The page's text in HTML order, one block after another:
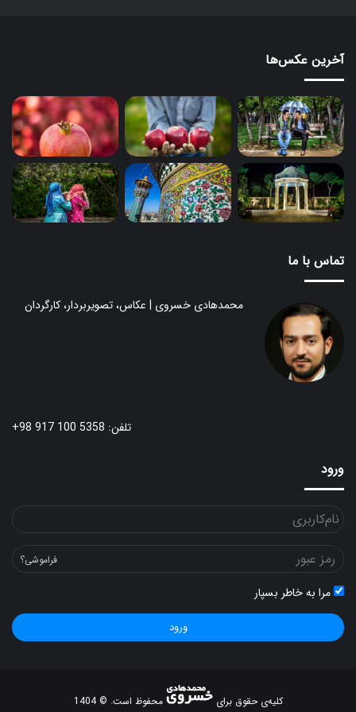
آخرین عکس‌ها
تماس با ما
محمدهادی خسروی | عکاس، تصویربردار، کارگردان
تلفن: 5358 100 917 98+
ورود
فراموشی؟
مرا به خاطر بسپار
ورود
کلیه‌ی حقوق برای محفوظ است. © 1404